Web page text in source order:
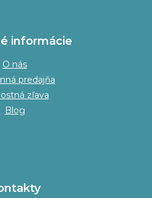
informácie
O nás
predajňa
zľava
Blog